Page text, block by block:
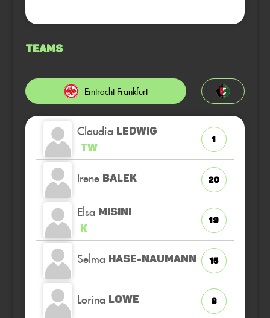
Teams
Eintracht Frankfurt
Claudia LEDWIG
TW
1
Irene BALEK 20
Elsa MISINI
K
19
Selma HASE-NAUMANN 15
Lorina LOWE 8